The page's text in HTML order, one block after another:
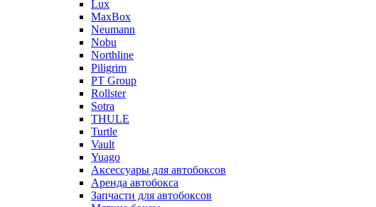
Lux
MaxBox
Neumann
Nobu
Northline
Piligrim
PT Group
Rollster
Sotra
THULE
Turtle
Vault
Yuago
Аксессуары для автобоксов
Аренда автобокса
Запчасти для автобоксов